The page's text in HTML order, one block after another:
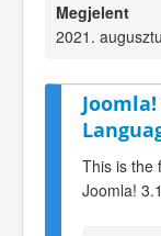
Megjelent
2021.
This is the
Joomla!